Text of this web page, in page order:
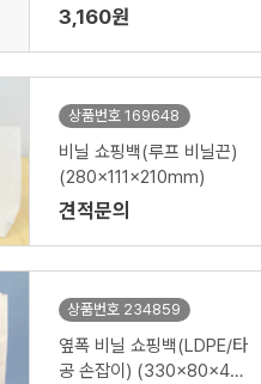
3,160원
상품번호 169648
비닐 쇼핑백(루프 비닐끈)
(280x111x210mm)
견적문의
상품번호 234859
옆폭 비닐 쇼핑백(LDPE/타
공 손잡이) (330x80x40